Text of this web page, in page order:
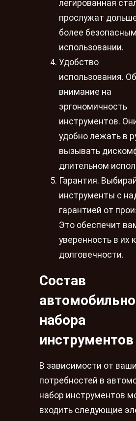
легированная
прослужат
более
использовании.
Удобство
использования.
внимание на
эргономичность
инструментов.
удобно лежать в
вызывать
длительном
Гарантия.
инструменты с
гарантией от
Это обеспечит
уверенность в их
долговечности.
Состав
набора
инструментов
В зависимости от
потребностей в
набор инструментов
входить следующие